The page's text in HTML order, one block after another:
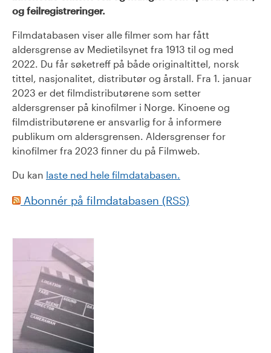
og feilregistreringer.
Filmdatabasen viser alle filmer som har fått
aldersgrense av Medietilsynet fra 1913 til og med
2022. Du får søketreff på både originaltittel, norsk
tittel, nasjonalitet, distributør og årstall. Fra 1. januar
2023 er det filmdistributørene som setter
aldersgrenser på kinofilmer i Norge. Kinoene og
filmdistributørene er ansvarlig for å informere
publikum om aldersgrensen. Aldersgrenser for
kinofilmer fra 2023 finner du på Filmweb.
Du kan laste ned hele filmdatabasen.
Abonnér på filmdatabasen (RSS)